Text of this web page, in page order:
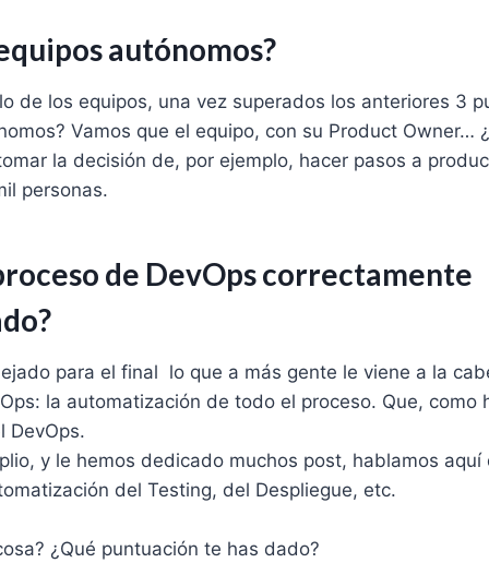
autónomos?
de los equipos, una vez superados los anteriores 3
Vamos que el equipo, con su Product Owner…
la decisión de, por ejemplo, hacer pasos a
personas.
de DevOps correctamente
para el final lo que a más gente le viene a la
la automatización de todo el proceso. Que, como
DevOps.
y le hemos dedicado muchos post, hablamos aquí
del Testing, del Despliegue, etc.
¿Qué puntuación te has dado?